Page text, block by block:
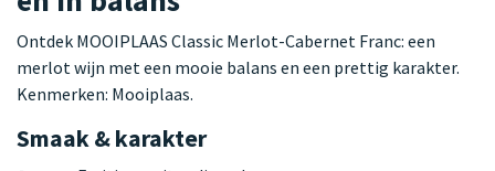
Ontdek MOOIPLAAS Classic Merlot-Cabernet Franc: een
merlot wijn met een mooie balans en een prettig karakter.
Kenmerken: Mooiplaas.
Smaak & karakter